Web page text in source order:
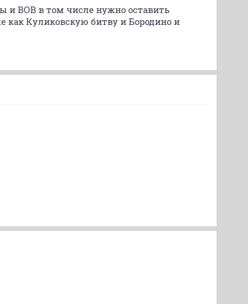
и ВОВ в том числе нужно оставить
как Куликовскую битву и Бородино и